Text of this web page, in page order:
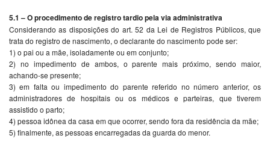
5.1 – O procedimento de registro tardio pela via administrativa
Considerando as disposições do art. 52 da Lei de Registros Públicos, que
trata do registro de nascimento, o declarante do nascimento pode ser:
1) o pai ou a mãe, isoladamente ou em conjunto;
2) no impedimento de ambos, o parente mais próximo, sendo maior,
achando-se presente;
3) em falta ou impedimento do parente referido no número anterior, os
administradores de hospitais ou os médicos e parteiras, que tiverem
assistido o parto;
4) pessoa idônea da casa em que ocorrer, sendo fora da residência da mãe;
5) finalmente, as pessoas encarregadas da guarda do menor.